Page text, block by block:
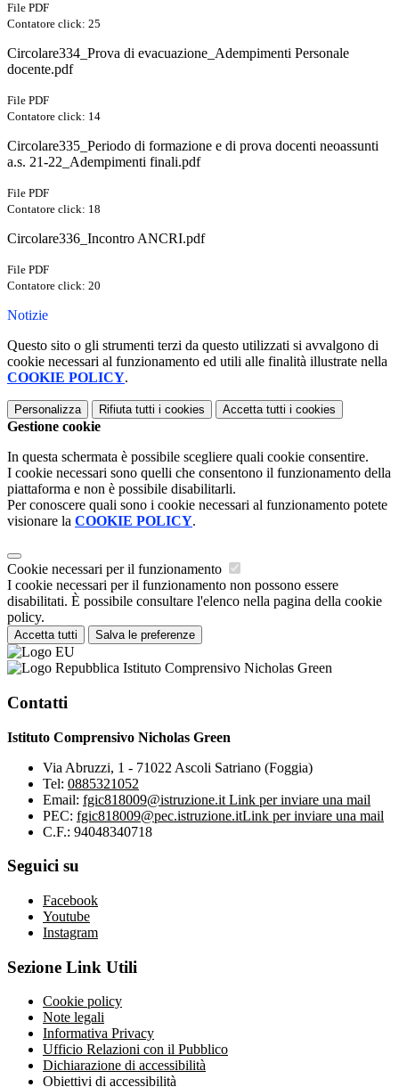
File PDF
Contatore click: 25
Circolare334_Prova di evacuazione_Adempimenti Personale
docente.pdf
File PDF
Contatore click: 14
Circolare335_Periodo di formazione e di prova docenti neoassunti
a.s. 21-22_Adempimenti finali.pdf
File PDF
Contatore click: 18
Circolare336_Incontro ANCRI.pdf
File PDF
Contatore click: 20
Notizie
Questo sito o gli strumenti terzi da questo utilizzati si avvalgono di
cookie necessari al funzionamento ed utili alle finalità illustrate nella
COOKIE POLICY.
Personalizza Rifiuta tutti i cookies Accetta tutti i cookies
Gestione cookie
In questa schermata è possibile scegliere quali cookie consentire.
I cookie necessari sono quelli che consentono il funzionamento della
piattaforma e non è possibile disabilitarli.
Per conoscere quali sono i cookie necessari al funzionamento potete
visionare la COOKIE POLICY.
Cookie necessari per il funzionamento
I cookie necessari per il funzionamento non possono essere
disabilitati. È possibile consultare l'elenco nella pagina della cookie
policy.
Accetta tutti Salva le preferenze
Istituto Comprensivo Nicholas Green
Contatti
Istituto Comprensivo Nicholas Green
Via Abruzzi, 1 - 71022 Ascoli Satriano (Foggia)
Tel: 0885321052
Email: fgic818009@istruzione.it Link per inviare una mail
PEC: fgic818009@pec.istruzione.itLink per inviare una mail
C.F.: 94048340718
Seguici su
Facebook
Youtube
Instagram
Sezione Link Utili
Cookie policy
Note legali
Informativa Privacy
Ufficio Relazioni con il Pubblico
Dichiarazione di accessibilità
Obiettivi di accessibilità